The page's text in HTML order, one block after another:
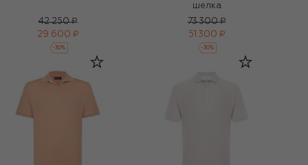
42 250 ₽
29 600 ₽
-30%
шелка
73 300 ₽
51 300 ₽
-30%